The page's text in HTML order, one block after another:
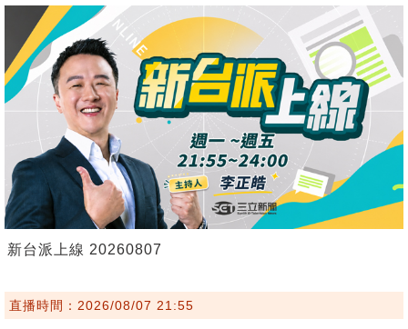
新台派上線 20260807
直播時間：2026/08/07 21:55